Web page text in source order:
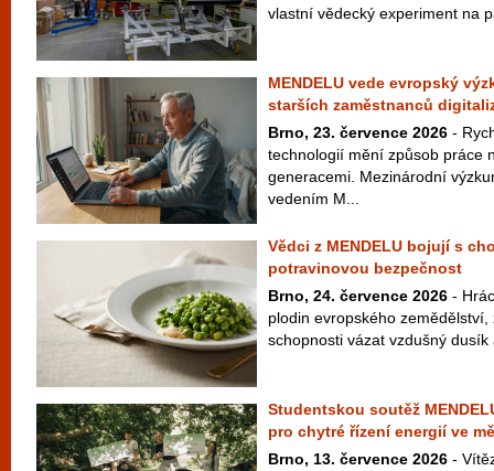
vlastní vědecký experiment na
MENDELU vede evropský
starších zaměstnanců
Brno, 23. července 2026 -
technologií mění způsob práce
generacemi. Mezinárodní
vedením M...
Vědci z MENDELU bojují s
potravinovou bezpečnost
Brno, 24. července 2026 -
plodin evropského
schopnosti vázat vzdušný
Studentskou soutěž
pro chytré řízení energií ve
Brno, 13. července 2026 -